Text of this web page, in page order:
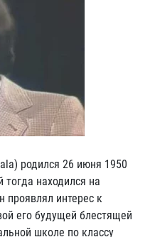
родился 26 июня 1950
тогда находился на
проявлял интерес к
его будущей блестящей
школе по классу